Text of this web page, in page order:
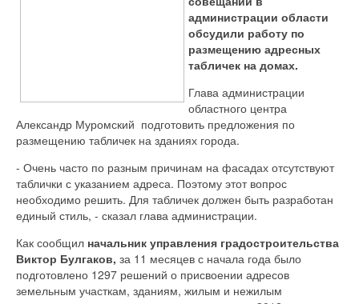
администрации области
обсудили работу по
размещению адресных
табличек на домах.
Глава администрации
областного центра
Александр Муромский подготовить предложения по
размещению табличек на зданиях города.
- Очень часто по разным причинам на фасадах отсутствуют
таблички с указанием адреса. Поэтому этот вопрос
необходимо решить. Для табличек должен быть разработан
единый стиль, - сказал глава администрации.
Как сообщил начальник управления градостроительства
Виктор Булгаков, за 11 месяцев с начала года было
подготовлено 1297 решений о присвоении адресов
земельным участкам, зданиям, жилым и нежилым